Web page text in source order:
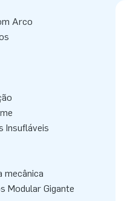
Arco
Insufláveis
mecânica
Modular Gigante